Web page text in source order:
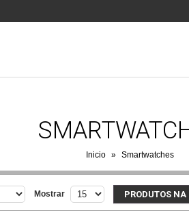
Inicio » Smartwatches
Mostrar PRODUTOS